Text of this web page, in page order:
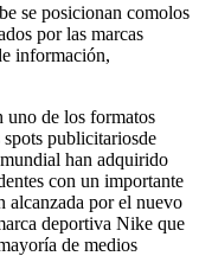
se posicionan comolos
por las marcas
información,
uno de los formatos
publicitariosde
han adquirido
con un importante
alcanzada por el nuevo
deportiva Nike que
de medios